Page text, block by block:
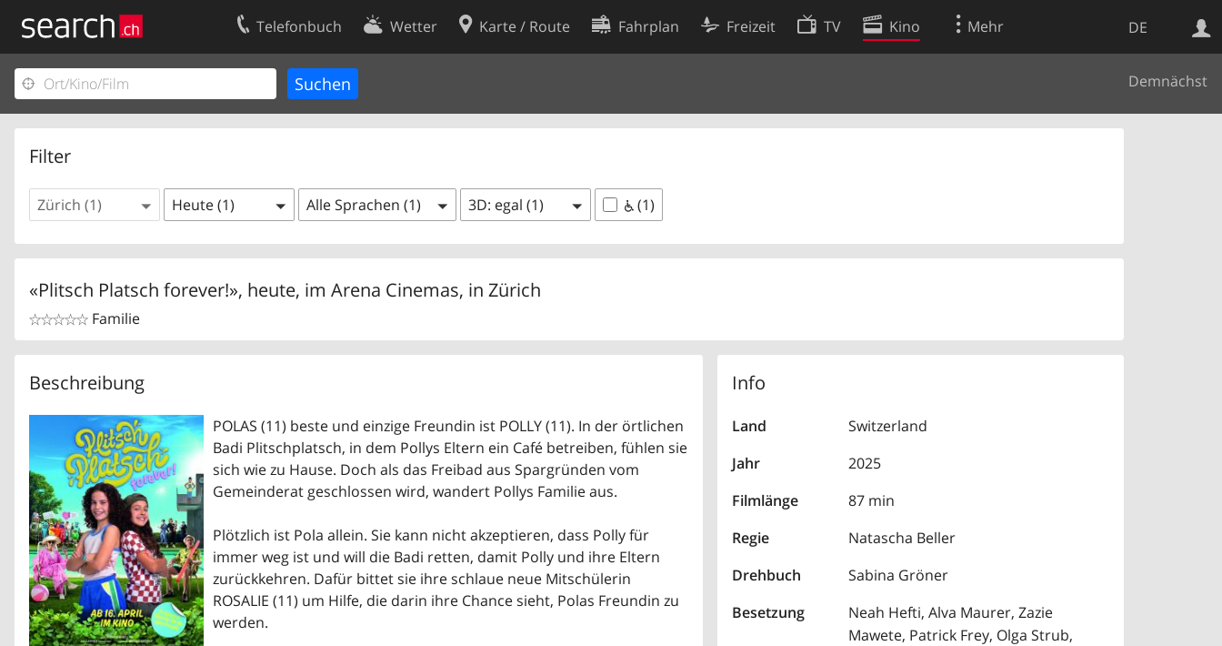
DE
Telefonbuch Wetter Karte / Route Fahrplan Freizeit TV Kino Mehr
Demnächst
Filter
Zürich (1) Heute (1) Alle Sprachen (1) 3D: egal (1) (1)
«Plitsch Platsch forever!», heute, im Arena Cinemas, in Zürich

 Familie
Beschreibung
POLAS (11) beste und einzige Freundin ist POLLY (11). In der örtlichen
Badi Plitschplatsch, in dem Pollys Eltern ein Café betreiben, fühlen sie
sich wie zu Hause. Doch als das Freibad aus Spargründen vom
Gemeinderat geschlossen wird, wandert Pollys Familie aus.
Plötzlich ist Pola allein. Sie kann nicht akzeptieren, dass Polly für
immer weg ist und will die Badi retten, damit Polly und ihre Eltern
zurückkehren. Dafür bittet sie ihre schlaue neue Mitschülerin
ROSALIE (11) um Hilfe, die darin ihre Chance sieht, Polas Freundin zu
werden.
Info
Land
Switzerland
Jahr
2025
Filmlänge
87 min
Regie
Natascha Beller
Drehbuch
Sabina Gröner
Besetzung
Neah Hefti, Alva Maurer, Zazie
Mawete, Patrick Frey, Olga Strub,
Ihr Eintrag
Kundencenter Geschäftskunden
Kontakt
Nutzungsbedingungen
Cookie-Einstellungen